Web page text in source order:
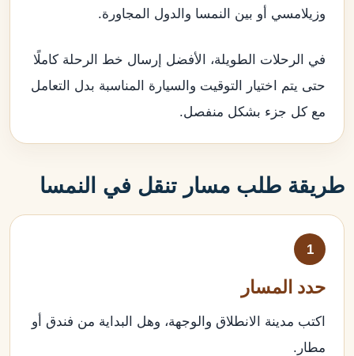
وزيلامسي أو بين النمسا والدول المجاورة.
في الرحلات الطويلة، الأفضل إرسال خط الرحلة كاملًا
حتى يتم اختيار التوقيت والسيارة المناسبة بدل التعامل
مع كل جزء بشكل منفصل.
طريقة طلب مسار تنقل في النمسا
1
حدد المسار
اكتب مدينة الانطلاق والوجهة، وهل البداية من فندق أو
مطار.